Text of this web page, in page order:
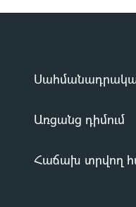
Առցանց դիմում
Հաճախ տրվող